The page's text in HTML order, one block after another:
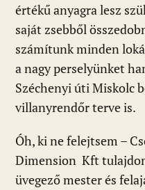
értékű anyagra lesz
saját zsebből
számítunk minden
a nagy perselyünket
Széchenyi úti Miskolc
villanyrendőr terve is.
Óh, ki ne felejtsem –
Dimension Kft
üvegező mester és